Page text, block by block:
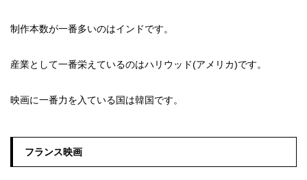
制作本数が一番多いのはインドです。
産業として一番栄えているのはハリウッド(アメリカ)です。
映画に一番力を入ている国は韓国です。
フランス映画